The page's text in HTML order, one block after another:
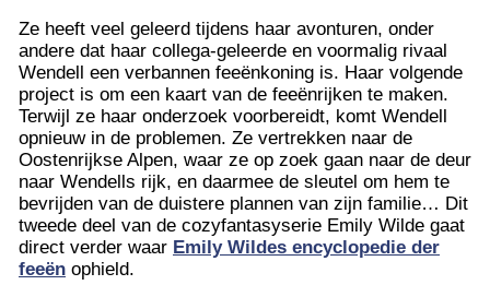
Ze heeft veel geleerd tijdens haar avonturen, onder
andere dat haar collega-geleerde en voormalig rivaal
Wendell een verbannen feeënkoning is. Haar volgende
project is om een kaart van de feeënrijken te maken.
Terwijl ze haar onderzoek voorbereidt, komt Wendell
opnieuw in de problemen. Ze vertrekken naar de
Oostenrijkse Alpen, waar ze op zoek gaan naar de deur
naar Wendells rijk, en daarmee de sleutel om hem te
bevrijden van de duistere plannen van zijn familie… Dit
tweede deel van de cozyfantasyserie Emily Wilde gaat
direct verder waar Emily Wildes encyclopedie der
feeën ophield.